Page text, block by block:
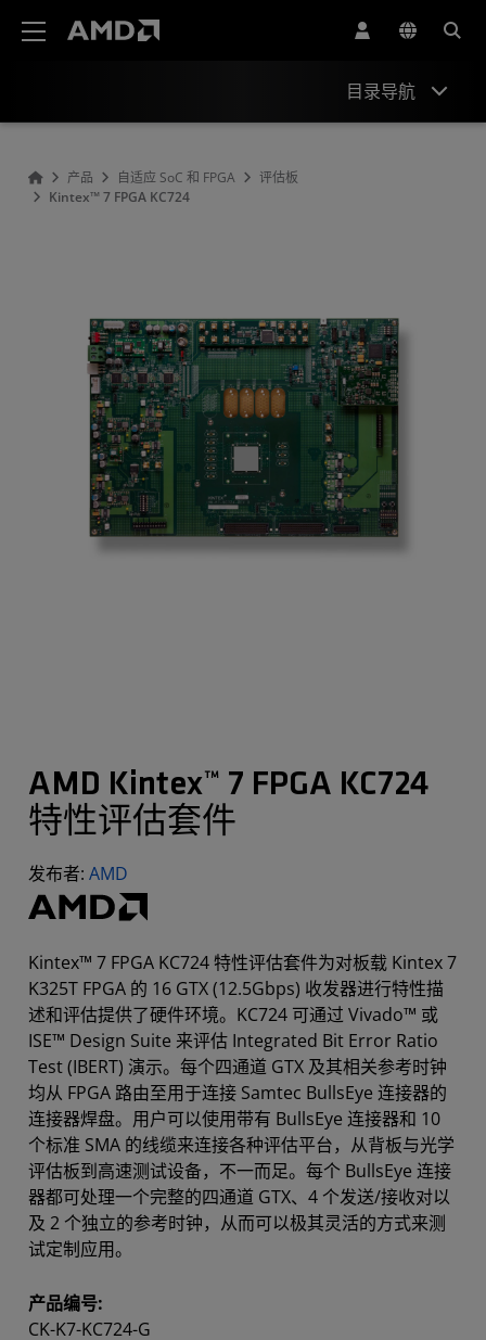
目录导航
产品 自适应 SoC 和 FPGA
评估板
Kintex™ 7 FPGA KC724
AMD Kintex™ 7 FPGA KC724
特性评估套件
发布者: AMD
Kintex™ 7 FPGA KC724 特性评估套件为对板载 Kintex 7
K325T FPGA 的 16 GTX (12.5Gbps) 收发器进行特性描
述和评估提供了硬件环境。KC724 可通过 Vivado™ 或
ISE™ Design Suite 来评估 Integrated Bit Error Ratio
Test (IBERT) 演示。每个四通道 GTX 及其相关参考时钟
均从 FPGA 路由至用于连接 Samtec BullsEye 连接器的
连接器焊盘。用户可以使用带有 BullsEye 连接器和 10
个标准 SMA 的线缆来连接各种评估平台，从背板与光学
评估板到高速测试设备，不一而足。每个 BullsEye 连接
器都可处理一个完整的四通道 GTX、4 个发送/接收对以
及 2 个独立的参考时钟，从而可以极其灵活的方式来测
试定制应用。
产品编号:
CK-K7-KC724-G